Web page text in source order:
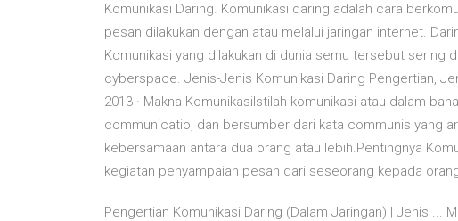
Komunikasi Daring. Komunikasi daring adalah cara
pesan dilakukan dengan atau melalui jaringan internet.
Komunikasi yang dilakukan di dunia semu tersebut sering
cyberspace. Jenis-Jenis Komunikasi Daring Pengertian,
2013 · Makna KomunikasiIstilah komunikasi atau dalam
communicatio, dan bersumber dari kata communis yang
kebersamaan antara dua orang atau lebih.Pentingnya
kegiatan penyampaian pesan dari seseorang kepada
Pengertian Komunikasi Daring (Dalam Jaringan) | Jenis ...